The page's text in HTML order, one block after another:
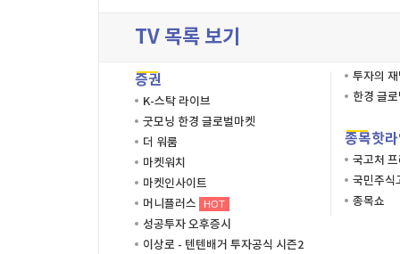
TV 목록 보기
증권
K-스탁 라이브
굿모닝 한경 글로벌마켓
더 워룸
마켓워치
마켓인사이트
머니플러스
HOT
성공투자 오후증시
이상로 - 텐텐배거 투자공식 시즌2
투자의
한경 글
종목핫
국고처
국민주식
종목쇼